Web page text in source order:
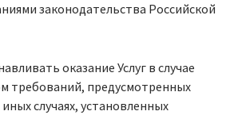
законодательства Российской
оказание Услуг в случае
требований, предусмотренных
случаях, установленных